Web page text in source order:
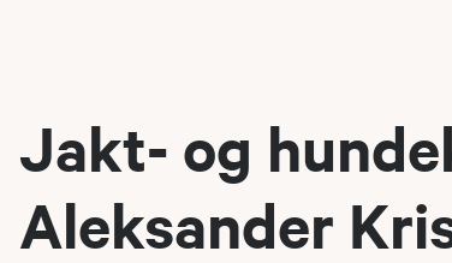
Jakt- og
Aleksander